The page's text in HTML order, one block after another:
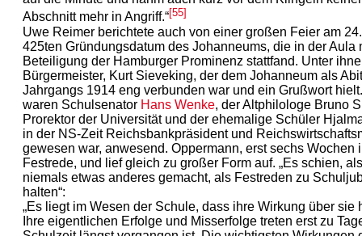
Abschnitt mehr in Angriff.“[55]
Uwe Reimer berichtete auch von einer großen Feier am
425ten Gründungsdatum des Johanneums, die in der Aula
Beteiligung der Hamburger Prominenz stattfand. Unter
Bürgermeister, Kurt Sieveking, der dem Johanneum als
Jahrgangs 1914 eng verbunden war und ein Grußwort
waren Schulsenator Hans Wenke, der Altphilologe Bruno
Prorektor der Universität und der ehemalige Schüler
in der NS-Zeit Reichsbankpräsident und
gewesen war, anwesend. Oppermann, erst sechs Wochen
Festrede, und lief gleich zu großer Form auf. „Es schien,
niemals etwas anderes gemacht, als Festreden zu
halten“:
„Es liegt im Wesen der Schule, dass ihre Wirkung über sie
Ihre eigentlichen Erfolge und Misserfolge treten erst zu